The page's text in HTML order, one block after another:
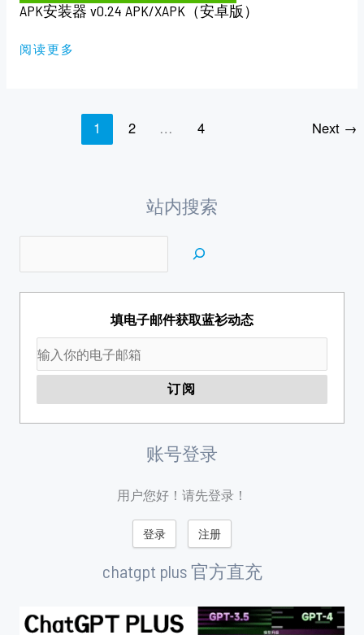
APK安装器 v0.24 APK/XAPK（安卓版）
阅读更多
1 2 … 4 Next →
站内搜索
填电子邮件获取蓝衫动态
账号登录
用户您好！请先登录！
登录 注册
chatgpt plus 官方直充